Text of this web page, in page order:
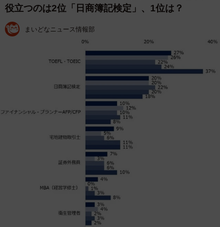
役立つのは2位「日商簿記検定」、1位は？
まいどなニュース情報部